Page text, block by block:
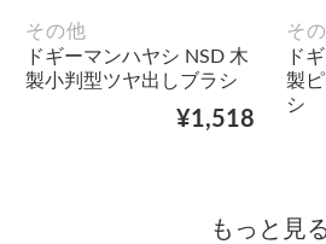
その他
ドギーマンハヤシ NSD 木
製小判型ツヤ出しブラシ
¥1,518
そ
ド
製
シ
もっと見